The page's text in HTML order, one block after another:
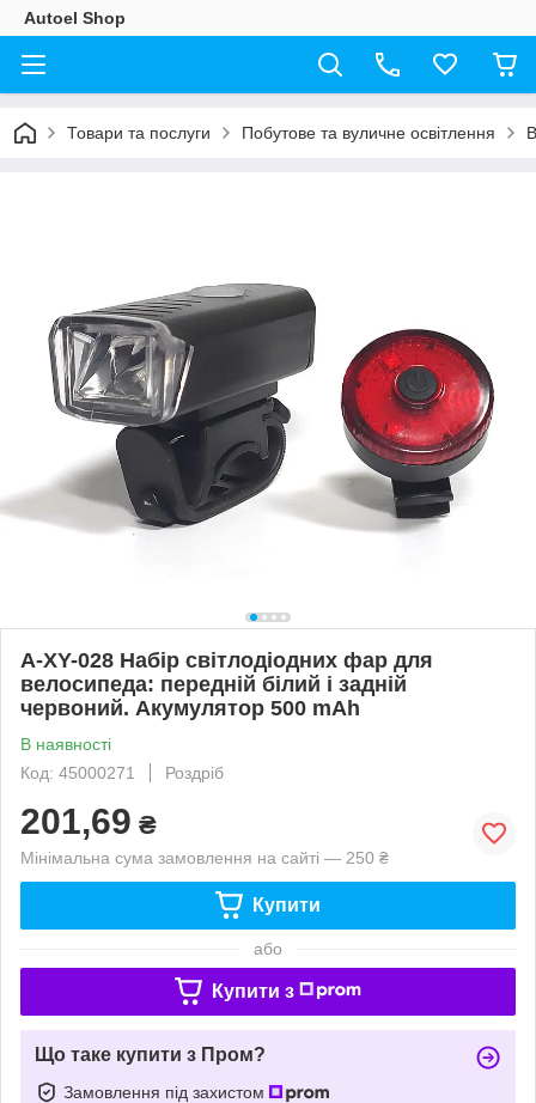
Autoel Shop
Товари та послуги Побутове та вуличне освітлення
A-XY-028 Набір світлодіодних фар для
велосипеда: передній білий і задній
червоний. Акумулятор 500 mAh
В наявності
Код: 45000271
Роздріб
201,69 ₴
Мінімальна сума замовлення на сайті — 250 ₴
Купити
або
Купити з
Що таке купити з Пром?
Замовлення під захистом